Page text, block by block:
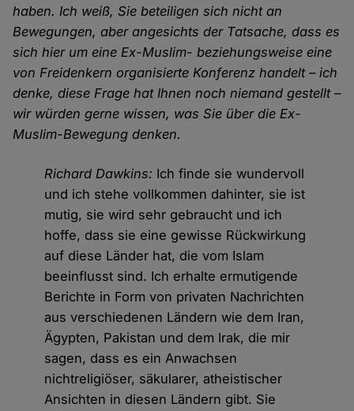
haben. Ich weiß, Sie beteiligen sich nicht an
Bewegungen, aber angesichts der Tatsache, dass es
sich hier um eine Ex-Muslim- beziehungsweise eine
von Freidenkern organisierte Konferenz handelt – ich
denke, diese Frage hat Ihnen noch niemand gestellt –
wir würden gerne wissen, was Sie über die Ex-
Muslim-Bewegung denken.
Richard Dawkins: Ich finde sie wundervoll
und ich stehe vollkommen dahinter, sie ist
mutig, sie wird sehr gebraucht und ich
hoffe, dass sie eine gewisse Rückwirkung
auf diese Länder hat, die vom Islam
beeinflusst sind. Ich erhalte ermutigende
Berichte in Form von privaten Nachrichten
aus verschiedenen Ländern wie dem Iran,
Ägypten, Pakistan und dem Irak, die mir
sagen, dass es ein Anwachsen
nichtreligiöser, säkularer, atheistischer
Ansichten in diesen Ländern gibt. Sie